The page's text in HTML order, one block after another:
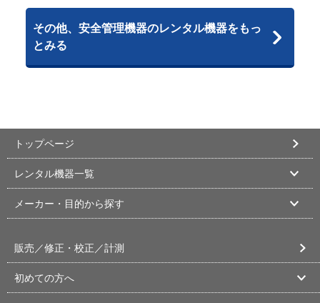
その他、安全管理機器のレンタル機器をもっ
とみる
トップページ
レンタル機器一覧
メーカー・目的から探す
販売／修正・校正／計測
初めての方へ